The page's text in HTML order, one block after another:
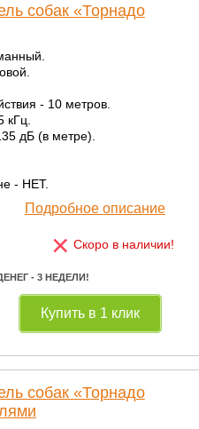
собак «Торнадо
- 10 метров.
кГц.
дБ (в метре).
- НЕТ.
Подробное описание
× Скоро в наличии!
- 3 НЕДЕЛИ!
Купить в 1 клик
собак «Торнадо